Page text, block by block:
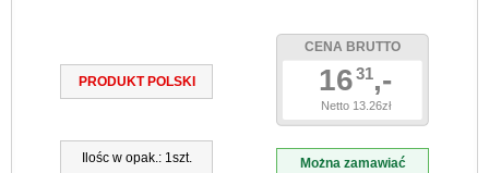
PRODUKT POLSKI
Ilośc w opak.: 1szt.
CENA BRUTTO
1631,-
Netto 13.26zł
Można zamawiać